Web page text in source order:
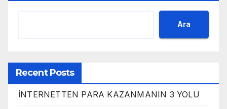
Ara
Recent Posts
İNTERNETTEN PARA KAZANMANIN 3 YOLU